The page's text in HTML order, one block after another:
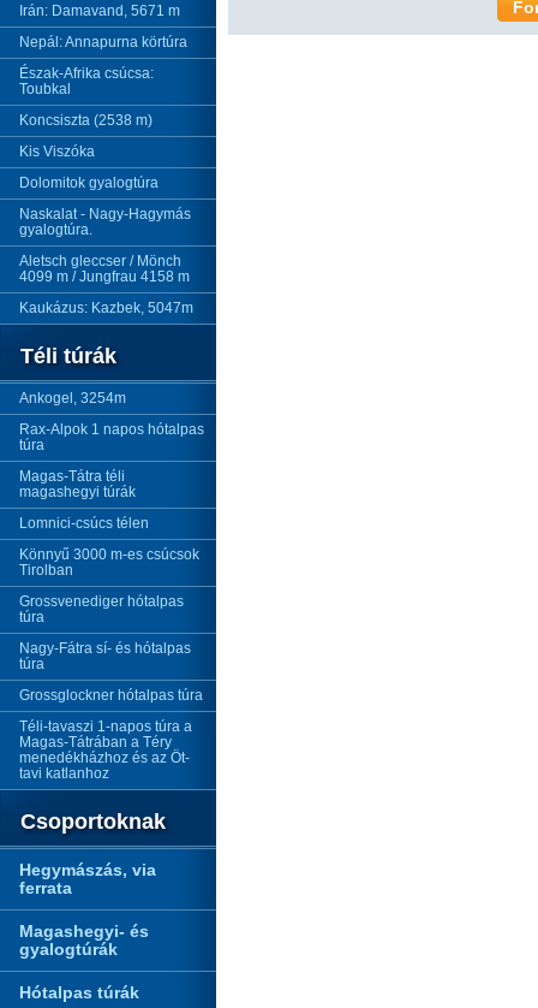
Irán: Damavand, 5671 m
Nepál: Annapurna körtúra
Észak-Afrika csúcsa:
Toubkal
Koncsiszta (2538 m)
Kis Viszóka
Dolomitok gyalogtúra
Naskalat - Nagy-Hagymás
gyalogtúra.
Aletsch gleccser / Mönch
4099 m / Jungfrau 4158 m
Kaukázus: Kazbek, 5047m
Téli túrák
Ankogel, 3254m
Rax-Alpok 1 napos hótalpas
túra
Magas-Tátra téli
magashegyi túrák
Lomnici-csúcs télen
Könnyű 3000 m-es csúcsok
Tirolban
Grossvenediger hótalpas
túra
Nagy-Fátra sí- és hótalpas
túra
Grossglockner hótalpas túra
Téli-tavaszi 1-napos túra a
Magas-Tátrában a Téry
menedékházhoz és az Öt-
tavi katlanhoz
Csoportoknak
Hegymászás, via
ferrata
Magashegyi- és
gyalogtúrák
Hótalpas túrák